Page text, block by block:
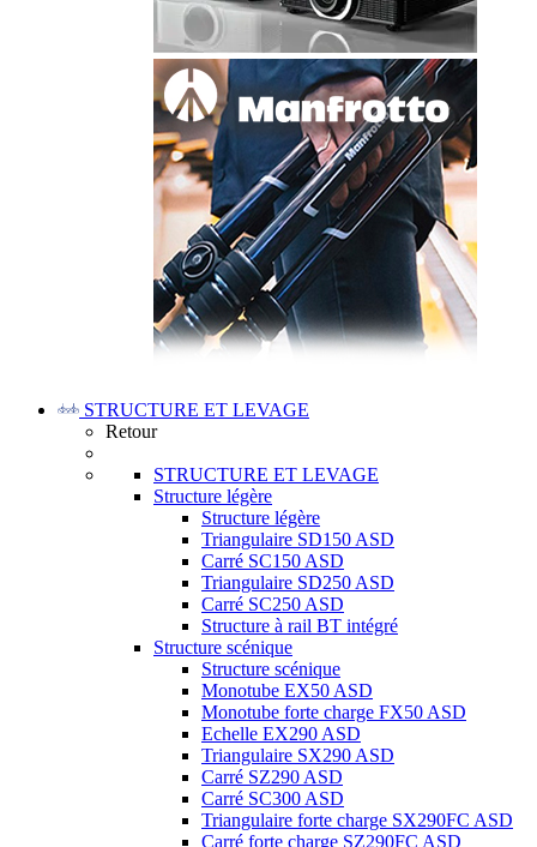
STRUCTURE ET LEVAGE
Retour
STRUCTURE ET LEVAGE
Structure légère
Structure légère
Triangulaire SD150 ASD
Carré SC150 ASD
Triangulaire SD250 ASD
Carré SC250 ASD
Structure à rail BT intégré
Structure scénique
Structure scénique
Monotube EX50 ASD
Monotube forte charge FX50 ASD
Echelle EX290 ASD
Triangulaire SX290 ASD
Carré SZ290 ASD
Carré SC300 ASD
Triangulaire forte charge SX290FC ASD
Carré forte charge SZ290FC ASD